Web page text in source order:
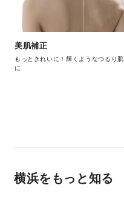
美肌補正
もっときれいに！輝くようなつるり肌
に
横浜をもっと知る